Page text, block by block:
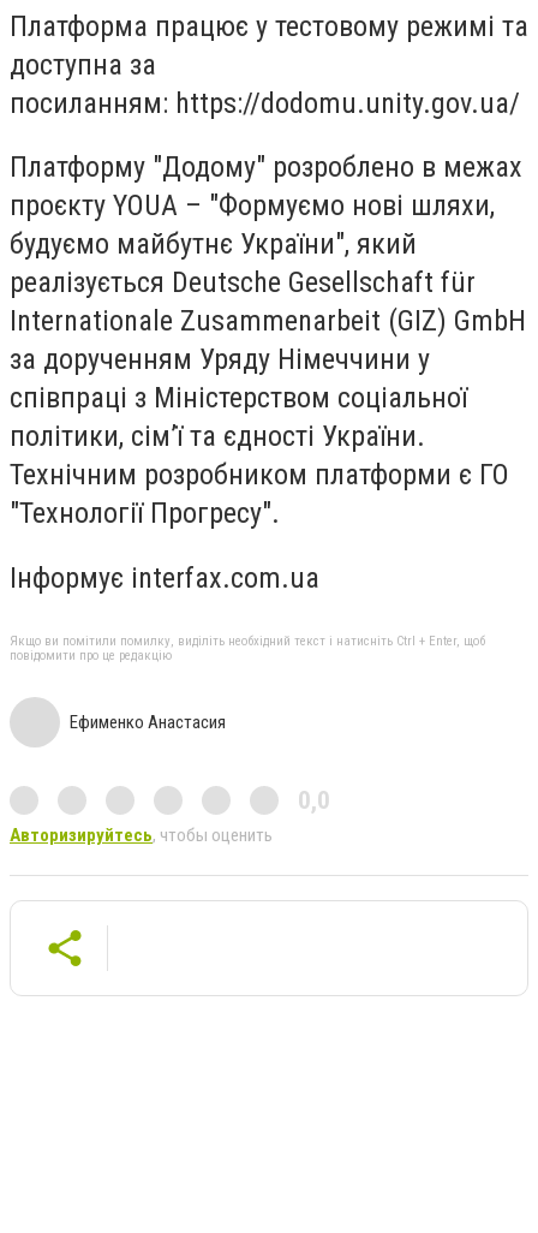
Платформа працює у тестовому режимі та
доступна за
посиланням: https://dodomu.unity.gov.ua/
Платформу "Додому" розроблено в межах
проєкту YOUA – "Формуємо нові шляхи,
будуємо майбутнє України", який
реалізується Deutsche Gesellschaft für
Internationale Zusammenarbeit (GIZ) GmbH
за дорученням Уряду Німеччини у
співпраці з Міністерством соціальної
політики, сім’ї та єдності України.
Технічним розробником платформи є ГО
"Технології Прогресу".
Інформує interfax.com.ua
Якщо ви помітили помилку, виділіть необхідний текст і натисніть Ctrl + Enter, щоб
повідомити про це редакцію
Ефименко Анастасия
0,0
Авторизируйтесь, чтобы оценить